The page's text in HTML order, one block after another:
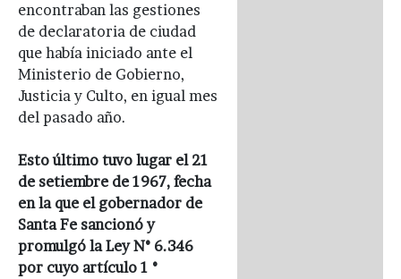
encontraban las gestiones
de declaratoria de ciudad
que había iniciado ante el
Ministerio de Gobierno,
Justicia y Culto, en igual mes
del pasado año.
Esto último tuvo lugar el 21
de setiembre de 1967, fecha
en la que el gobernador de
Santa Fe sancionó y
promulgó la Ley N° 6.346
por cuyo artículo 1 °